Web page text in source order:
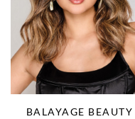
BALAYAGE BEAUTY